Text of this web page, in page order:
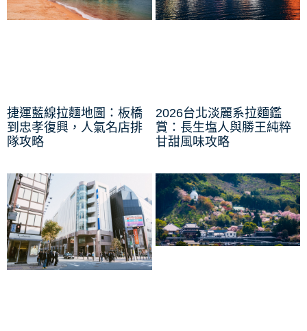
捷運藍線拉麵地圖：板橋
到忠孝復興，人氣名店排
隊攻略
2026台北淡麗系拉麵鑑
賞：長生塩人與勝王純粹
甘甜風味攻略